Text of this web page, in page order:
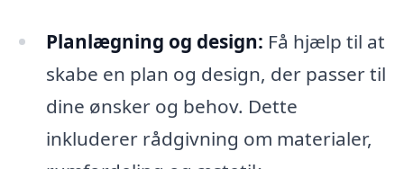
Planlægning og design: Få hjælp til at
skabe en plan og design, der passer til
dine ønsker og behov. Dette
inkluderer rådgivning om materialer,